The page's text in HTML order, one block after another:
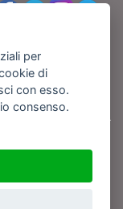
le fotografie recanti il
s.a.s. che ne
2012 e seguenti
per
di
con esso.
consenso.